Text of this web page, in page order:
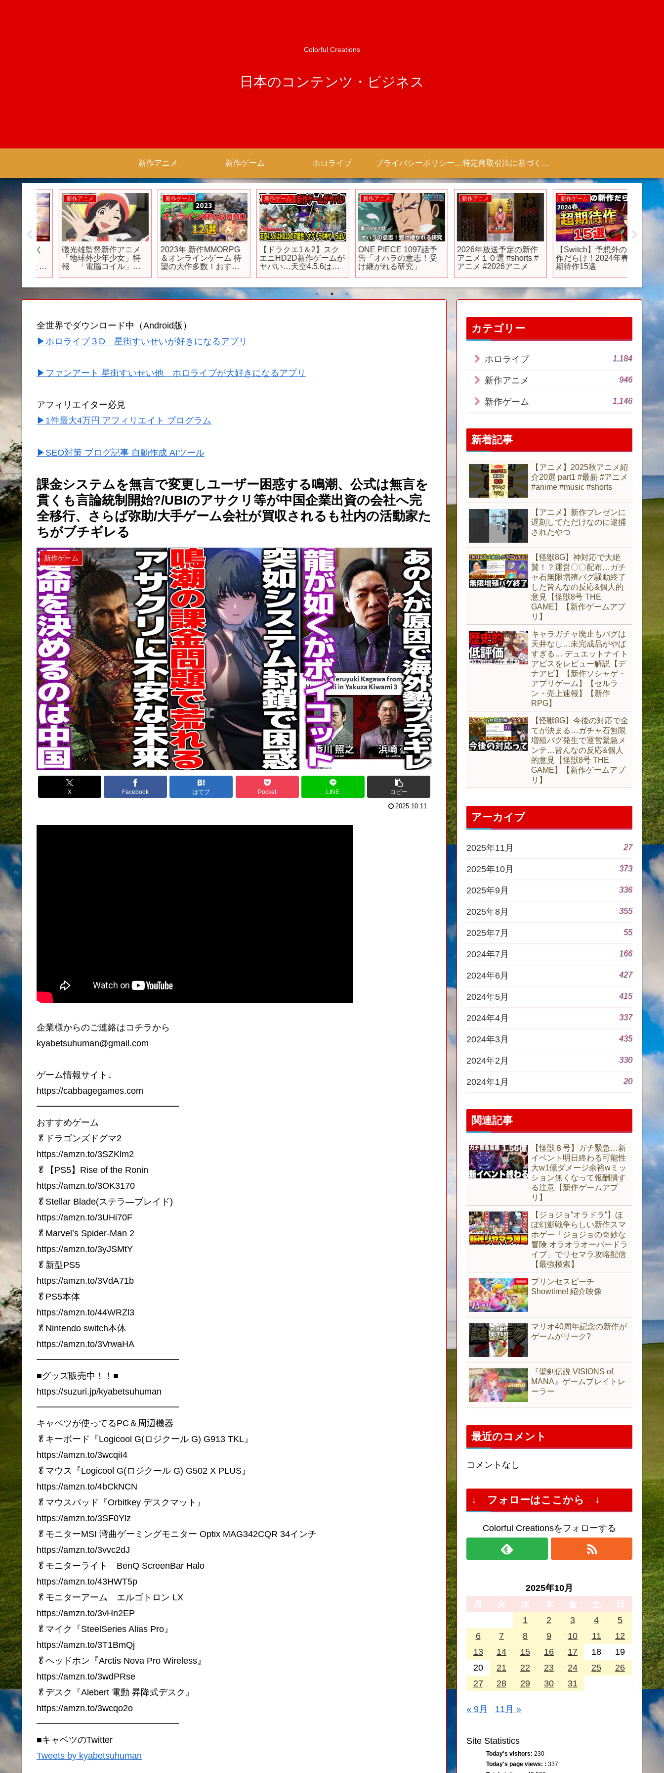
Colorful Creations
日本のコンテンツ・ビジネス
新作アニメ 新作ゲーム ホロライブ プライバシーポリシー 【Colorful Creation】 特定商取引法に基づく表記（商取引に関する開示）
新作アニメ
磯光雄監督新作アニメ
「地球外少年少女」特
報 「電脳コイル」の
新作ゲーム
2023年 新作MMORPG
＆オンラインゲーム 待
望の大作多数！おすす
新作ゲーム
【ドラクエ1＆2】スク
エニHD2D新作ゲームが
ヤバい…天空4.5.6は
【Switch2】
新作アニメ
ONE PIECE 1097話予
告「オハラの意志！受
け継がれる研究」
新作アニメ
2026年放送予定の新作
アニメ１０選 #shorts #
アニメ #2026アニメ
新作ゲーム
【Switch】予想外の新
作だらけ！2024年春の
期待作15選
ァ！の
全世界でダウンロード中（Android版）
▶ホロライブ３D 星街すいせいが好きになるアプリ
▶ファンアート 星街すいせい他 ホロライブが大好きになるアプリ
アフィリエイター必見
▶1件最大4万円 アフィリエイト プログラム
▶SEO対策 ブログ記事 自動作成 AIツール
課金システムを無言で変更しユーザー困惑する鳴潮、公式は無言を
貫くも言論統制開始?/UBIのアサクリ等が中国企業出資の会社へ完
全移行、さらば弥助/大手ゲーム会社が買収されるも社内の活動家た
ちがブチギレる
新作ゲーム
X Facebook はてブ Pocket LINE コピー
2025.10.11
企業様からのご連絡はコチラから
kyabetsuhuman@gmail.com
ゲーム情報サイト↓
https://cabbagegames.com
━━━━━━━━━━━━━━━━
おすすめゲーム
🥬ドラゴンズドグマ2
https://amzn.to/3SZKlm2
🥬【PS5】Rise of the Ronin
https://amzn.to/3OK3170
🥬Stellar Blade(ステラ―ブレイド)
https://amzn.to/3UHi70F
🥬Marvel’s Spider-Man 2
https://amzn.to/3yJSMtY
🥬新型PS5
https://amzn.to/3VdA71b
🥬PS5本体
https://amzn.to/44WRZl3
🥬Nintendo switch本体
https://amzn.to/3VrwaHA
━━━━━━━━━━━━━━━━
■グッズ販売中！！■
https://suzuri.jp/kyabetsuhuman
━━━━━━━━━━━━━━━━
キャベツが使ってるPC＆周辺機器
🥬キーボード『Logicool G(ロジクール G) G913 TKL』
https://amzn.to/3wcqiI4
🥬マウス『Logicool G(ロジクール G) G502 X PLUS』
https://amzn.to/4bCkNCN
🥬マウスパッド『Orbitkey デスクマット』
https://amzn.to/3SF0Ylz
🥬モニターMSI 湾曲ゲーミングモニター Optix MAG342CQR 34インチ
https://amzn.to/3vvc2dJ
🥬モニターライト BenQ ScreenBar Halo
https://amzn.to/43HWT5p
🥬モニターアーム エルゴトロン LX
https://amzn.to/3vHn2EP
🥬マイク『SteelSeries Alias Pro』
https://amzn.to/3T1BmQj
🥬ヘッドホン『Arctis Nova Pro Wireless』
https://amzn.to/3wdPRse
🥬デスク『Alebert 電動 昇降式デスク』
https://amzn.to/3wcqo2o
━━━━━━━━━━━━━━━━
■キャベツのTwitter
Tweets by kyabetsuhuman
カテゴリー
ホロライブ 1,184
新作アニメ 946
新作ゲーム 1,146
新着記事
【アニメ】2025秋アニメ紹
介20選 part1 #最新 #アニメ
#anime #music #shorts
【アニメ】新作プレゼンに
遅刻してただけなのに逮捕
されたやつ
【怪獣8G】神対応で大絶
賛！？運営〇〇配布…ガチ
ャ石無限増殖バグ騒動終了
した皆んなの反応&個人的
意見【怪獣8号 THE
GAME】【新作ゲームアプ
リ】
キャラガチャ廃止もバグは
天井なし…未完成品がやば
すぎる… デュエットナイト
アビスをレビュー解説【デ
ナアビ】【新作ソシャゲ・
アプリゲーム】【セルラ
ン・売上速報】【新作
RPG】
【怪獣8G】今後の対応で全
てが決まる…ガチャ石無限
増殖バグ発生で運営緊急メ
ンテ…皆んなの反応&個人
的意見【怪獣8号 THE
GAME】【新作ゲームアプ
リ】
アーカイブ
2025年11月 27
2025年10月 373
2025年9月 336
2025年8月 355
2025年7月 55
2024年7月 166
2024年6月 427
2024年5月 415
2024年4月 337
2024年3月 435
2024年2月 330
2024年1月 20
関連記事
【怪獣８号】ガチ緊急…新
イベント明日終わる可能性
大w1億ダメージ余裕wミッ
ション無くなって報酬損す
る注意【新作ゲームアプ
リ】
【ジョジョ”オラドラ”】ほ
ぼ幻影戦争らしい新作スマ
ホゲー「ジョジョの奇妙な
冒険 オラオラオーバードラ
イブ」でリセマラ攻略配信
【最強模索】
プリンセスピーチ
Showtime! 紹介映像
マリオ40周年記念の新作が
ゲームがリーク?
『聖剣伝説 VISIONS of
MANA』ゲームプレイトレ
ーラー
最近のコメント
コメントなし
↓ フォローはここから ↓
Colorful Creationsをフォローする
2025年10月
月
火 水 木 金 土
日
1
2 3 4
5
6
7 8 9 10 11
12
13
14 15 16 17 18
19
20
21 22 23 24 25
26
27
28 29 30 31
« 9月 11月 »
Site Statistics
Today's visitors: 230
Today's page views: : 337